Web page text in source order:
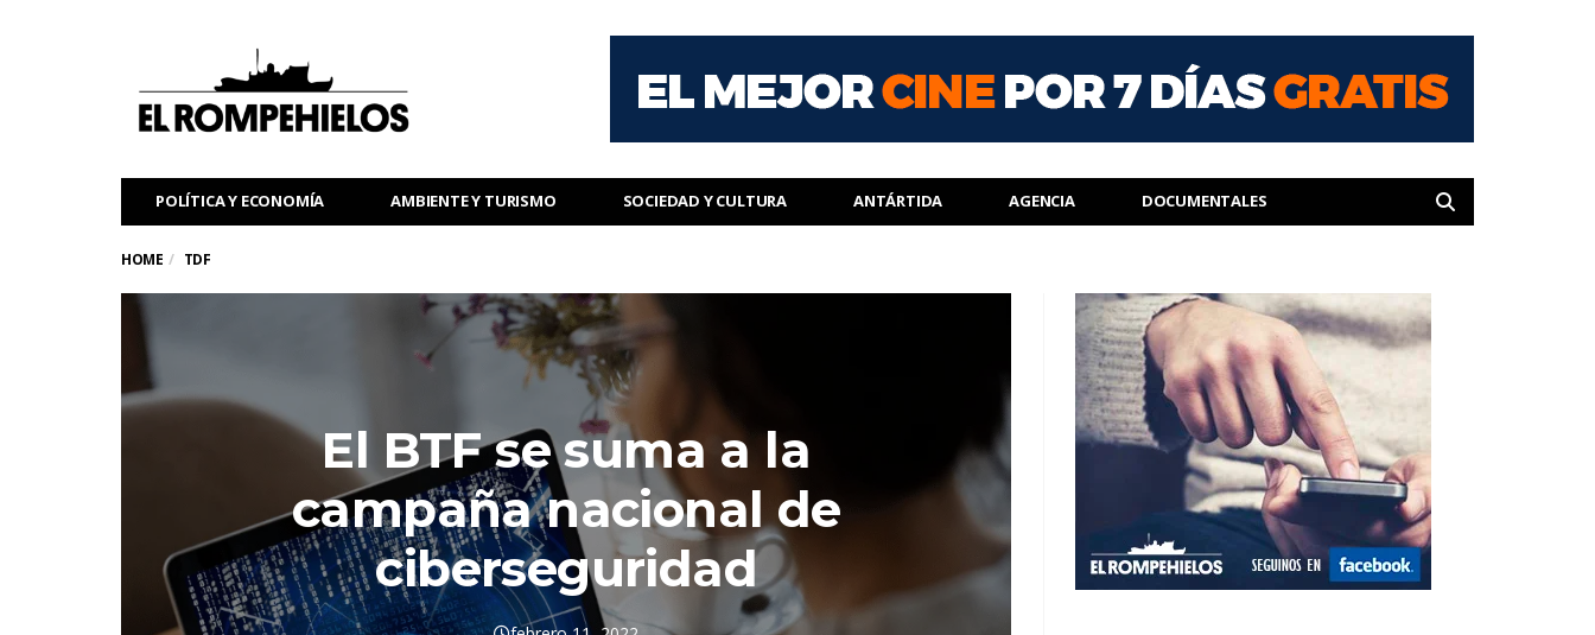
POLÍTICA Y ECONOMÍA AMBIENTE Y TURISMO SOCIEDAD Y CULTURA ANTÁRTIDA AGENCIA DOCUMENTALES
HOME TDF
El BTF se suma a la
campaña nacional de
ciberseguridad